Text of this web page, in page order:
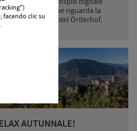
tutto ciò che riguarda la
vacanza all'Hotel Örtlerhof.
AUTUNNALE!
facendo clic su